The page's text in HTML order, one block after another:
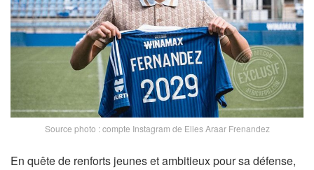
Source photo : compte Instagram de Elies Araar Frenandez
En quête de renforts jeunes et ambitieux pour sa défense,